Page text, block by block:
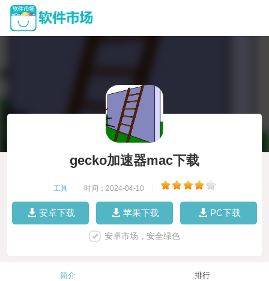
gecko加速器mac下载
工具 时间：2024-04-10
安卓下载 苹果下载 PC下载
安卓市场，安全绿色
简介 排行